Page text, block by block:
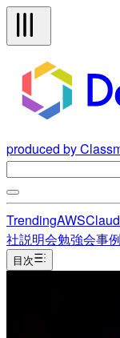
produced by
TrendingAWS
社説明会勉強会事例
目次